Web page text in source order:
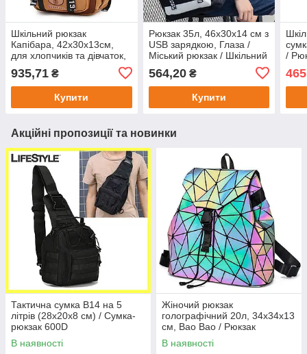
Шкільний рюкзак
Капібара, 42х30х13см,
для хлопчиків та дівчаток,
повсякденний, місткий,
легкий, міцний, з
935,71 ₴
Купити
Рюкзак 35л, 46х30х14 см з
USB зарядкою, Глаза /
Міський рюкзак / Шкільний
564,20₴
Купити
/
Акційні пропозиції та новинки
Тактична сумка B14 на 5
літрів (28х20х8 см) / Сумка-
рюкзак 600D
В наявності
Жіночий рюкзак
голографічний 20л, 34х34х13
см, Bao Bao / Рюкзак
маленький / Міський рюкзак
хамелеон
В наявності